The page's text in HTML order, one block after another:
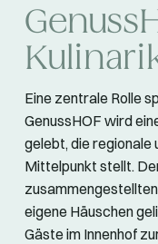
Eine zentrale Rolle
GenussHOF wird
gelebt, die regionale
Mittelpunkt stellt.
eigene Häuschen
Gäste im Innenhof